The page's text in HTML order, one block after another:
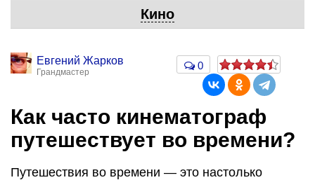
Кино
Евгений Жарков
Грандмастер
0
Как часто кинематограф
путешествует во времени?
Путешествия во времени — это настолько